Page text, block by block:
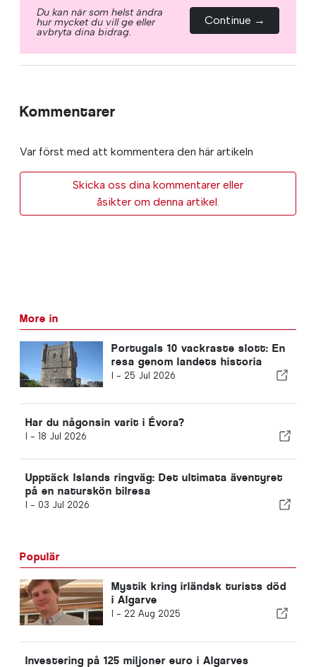
Du kan när som helst ändra
hur mycket du vill ge eller
avbryta dina bidrag.
Continue →
Kommentarer
Var först med att kommentera den här artikeln
Skicka oss dina kommentarer eller
åsikter om denna artikel.
More in
Portugals 10 vackraste slott: En
resa genom landets historia
I - 25 Jul 2026
Har du någonsin varit i Évora?
I - 18 Jul 2026
Upptäck Islands ringväg: Det ultimata äventyret
på en naturskön bilresa
I - 03 Jul 2026
Populär
Mystik kring irländsk turists död
i Algarve
I - 22 Aug 2025
Investering på 125 miljoner euro i Algarves